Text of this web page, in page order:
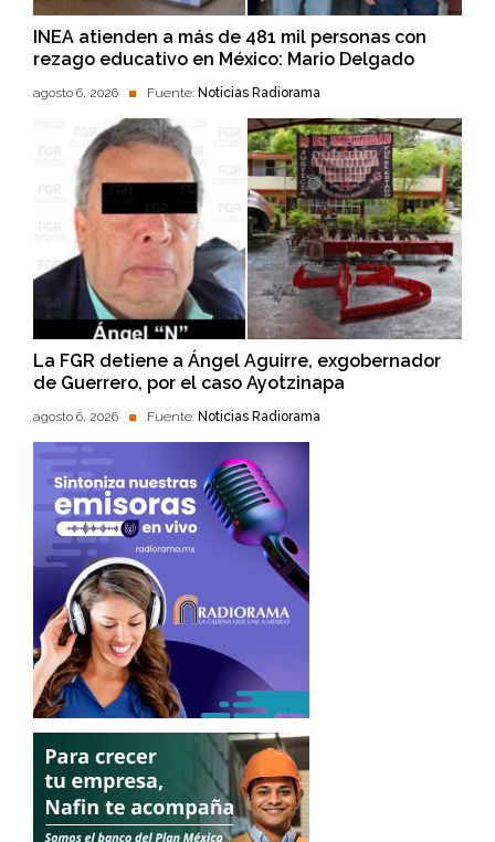
INEA atienden a más de 481 mil personas con
rezago educativo en México: Mario Delgado
agosto 6, 2026 Fuente: Noticias Radiorama
La FGR detiene a Ángel Aguirre, exgobernador
de Guerrero, por el caso Ayotzinapa
agosto 6, 2026 Fuente: Noticias Radiorama